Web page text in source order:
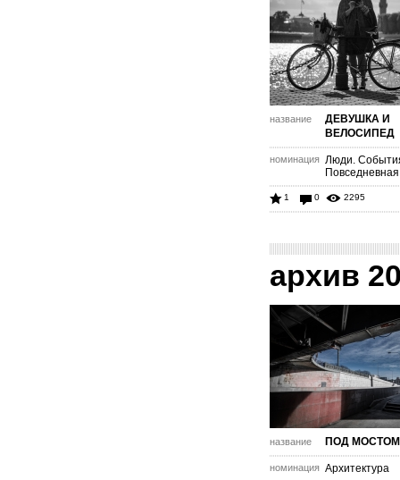
название
ДЕВУШКА И
ВЕЛОСИПЕД
номинация Люди.
1 0 2295
архив
название ПОД МОСТОМ
номинация Архитектура